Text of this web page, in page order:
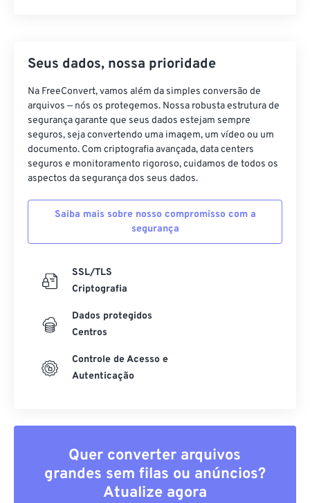
Seus dados, nossa prioridade
Na FreeConvert, vamos além da simples conversão de
arquivos — nós os protegemos. Nossa robusta estrutura de
segurança garante que seus dados estejam sempre
seguros, seja convertendo uma imagem, um vídeo ou um
documento. Com criptografia avançada, data centers
seguros e monitoramento rigoroso, cuidamos de todos os
aspectos da segurança dos seus dados.
Saiba mais sobre nosso compromisso com a
segurança
SSL/TLS
Criptografia
Dados protegidos
Centros
Controle de Acesso e
Autenticação
Quer converter arquivos
grandes sem filas ou anúncios?
Atualize agora